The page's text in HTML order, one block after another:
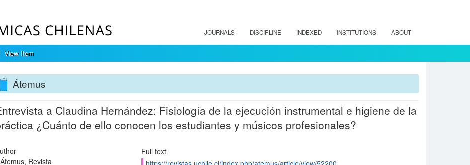
JOURNALS DISCIPLINE INDEXED INSTITUTIONS ABOUT
View Item
Átemus
a Claudina Hernández: Fisiología de la ejecución instrumental e higiene de la
¿Cuánto de ello conocen los estudiantes y músicos profesionales?
Átemus, Revista
Full text